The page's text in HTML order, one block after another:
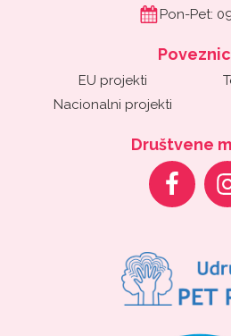
Pon-Pet:
EU projekti
Nacionalni projekti
Društvene